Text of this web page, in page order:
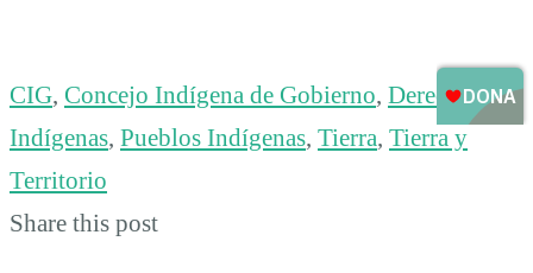
CIG, Concejo Indígena de Gobierno, Derechos
Indígenas, Pueblos Indígenas, Tierra, Tierra y
Territorio
Share this post